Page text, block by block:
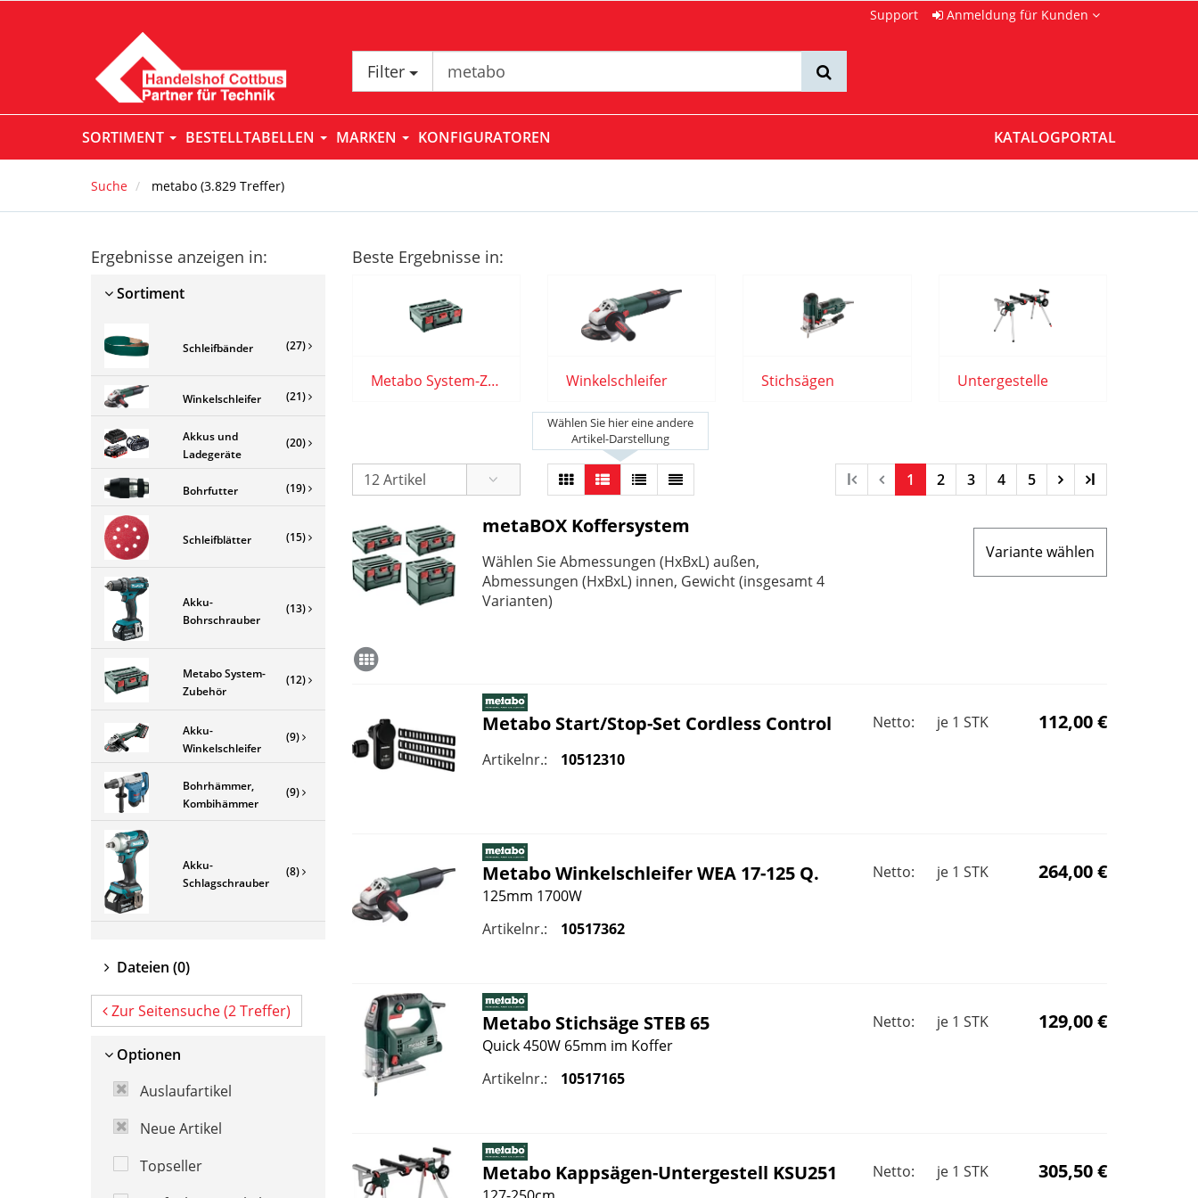
Support Anmeldung für Kunden
Filter
SORTIMENT BESTELLTABELLEN MARKEN KONFIGURATOREN KATALOGPORTAL
Suche metabo (3.829 Treffer)
Ergebnisse anzeigen in:
Sortiment
Schleifbänder (27)
Winkelschleifer (21)
Akkus und
Ladegeräte
(20)
Bohrfutter (19)
Schleifblätter (15)
Akku-
Bohrschrauber
(13)
Metabo System-
Zubehör
(12)
Akku-
Winkelschleifer
(9)
Bohrhämmer,
Kombihämmer
(9)
Akku-
Schlagschrauber
(8)
Dateien (0)
Zur Seitensuche (2 Treffer)
Optionen
Auslaufartikel
Neue Artikel
Topseller
Beste Ergebnisse in:
Metabo System-Zubehör Winkelschleifer Stichsägen Untergestelle
l 1 2 3 4 5 l
Wählen Sie hier eine andere
Artikel-Darstellung
metaBOX Koffersystem
Wählen Sie Abmessungen (HxBxL) außen,
Abmessungen (HxBxL) innen, Gewicht (insgesamt 4
Varianten)
Variante wählen
MetaboStart/Stop-Set Cordless Control
Artikelnr.: 10512310
Netto: je 1 STK 112,00 €
MetaboWinkelschleifer WEA 17-125 Q.
125mm 1700W
Artikelnr.:
10517362
Netto: je 1 STK 264,00 €
MetaboStichsäge STEB 65
Quick 450W 65mm im Koffer
Artikelnr.:
10517165
Netto: je 1 STK 129,00 €
MetaboKappsägen-Untergestell KSU251 Netto: je 1 STK 305,50 €